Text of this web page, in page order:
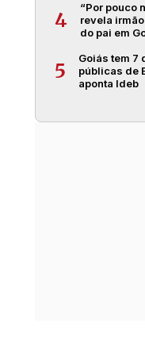
4
“Por pouco
revela
do pai em
5
Goiás tem 7
públicas de
aponta Ideb